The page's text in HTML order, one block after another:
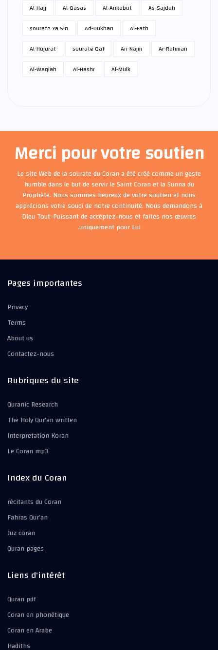
Al-Hajj
Al-Qasas Al-Ankabut
As-Sajdah
sourate Ya Sin
Ad-Dukhan
Al-Fath
Al-Hujurat
sourate Qaf An-Najm
Ar-Rahman
Al-Waqiah
Al-Hashr Al-Mulk
Merci pour votre soutien
Le site Web de la sourate du Coran a été créé comme un geste
humble dans le but de servir le Saint Coran et la Sunna du
Prophète. Nous sommes heureux de votre soutien et nous
apprécions votre souci de notre continuité. Nous demandons à
Dieu Tout-Puissant de acceptez-nous et faites nos œuvres
uniquement pour Lui.
Pages importantes
Privacy
Terms
About us
Contactez-nous
Rubriques du site
Quranic Research
The Holy Qur’an written
Interpretation Koran
Le Coran mp3
Index du Coran
récitants du Coran
Fahras Qur’an
Juz coran
Quran pages
Liens d'intérêt
Quran pdf
Coran en phonétique
Coran en Arabe
Hadiths